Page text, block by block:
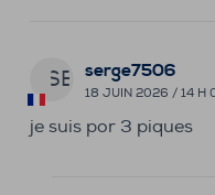
SE serge7506
18 JUIN 2026 / 14 H
je suis por 3 piques